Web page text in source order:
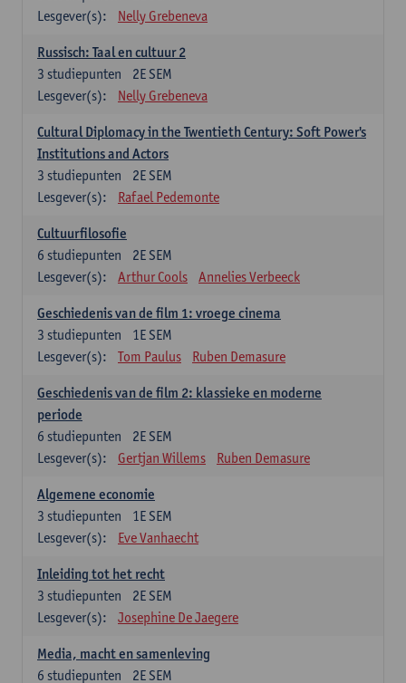
Lesgever(s):
Nelly Grebeneva
Russisch: Taal en cultuur 2
2E SEM
3 studiepunten
Lesgever(s):
Nelly Grebeneva
Cultural Diplomacy in the Twentieth Century: Soft Power's
Institutions and Actors
2E SEM
3 studiepunten
Lesgever(s):
Rafael Pedemonte
Cultuurfilosofie
2E SEM
6 studiepunten
Lesgever(s):
Arthur Cools Annelies Verbeeck
Geschiedenis van de film 1: vroege cinema
1E SEM
3 studiepunten
Lesgever(s):
Tom Paulus Ruben Demasure
Geschiedenis van de film 2: klassieke en moderne
periode
2E SEM
6 studiepunten
Lesgever(s):
Gertjan Willems Ruben Demasure
Algemene economie
1E SEM
3 studiepunten
Lesgever(s):
Eve Vanhaecht
Inleiding tot het recht
2E SEM
3 studiepunten
Lesgever(s):
Josephine De Jaegere
Media, macht en samenleving
2E SEM
6 studiepunten